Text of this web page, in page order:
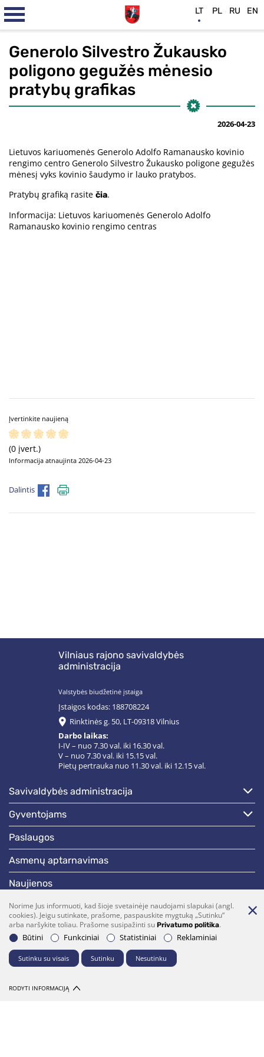
Generolo Silvestro Žukausko
poligono gegužės mėnesio
pratybų grafikas
2026-04-23
Lietuvos kariuomenės Generolo Adolfo Ramanausko kovinio
rengimo centro Generolo Silvestro Žukausko poligone gegužės
mėnesį vyks kovinio šaudymo ir lauko pratybos.
Pratybų grafiką rasite čia.
Informacija: Lietuvos kariuomenės Generolo Adolfo
Ramanausko kovinio rengimo centras
Įvertinkite naujieną
(0 įvert.)
Informacija atnaujinta 2026-04-23
Dalintis
Vilniaus rajono savivaldybės
administracija
Valstybės biudžetinė įstaiga
Įstaigos kodas: 188708224
Rinktinės g. 50, LT-09318 Vilnius
Darbo laikas:
I-IV – nuo 7.30 val. iki 16.30 val.
V – nuo 7.30 val. iki 15.15 val.
Pietų pertrauka nuo 11.30 val. iki 12.15 val.
savivaldybės administracija
gyventojams
paslaugos
asmenų aptarnavimas
naujienos
skelbimai
darbotvarkės
Bendraukime
Norime Jus informuoti, kad šioje svetainėje naudojami slapukai (angl.
cookies). Jeigu sutinkate, prašome, paspauskite mygtuką „Sutinku“
arba naršykite toliau. Prašome susipažinti su Privatumo politika.
Būtini
Funkciniai Statistiniai Reklaminiai
Sutinku su visais Sutinku Nesutinku
RODYTI INFORMACIJĄ
LT PL RU EN